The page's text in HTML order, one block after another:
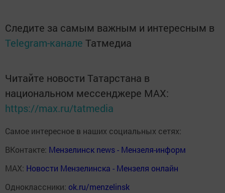
Следите за самым важным и интересным в
Telegram-канале Татмедиа
Читайте новости Татарстана в
национальном мессенджере MАХ:
https://max.ru/tatmedia
Самое интересное в наших социальных сетях:
ВКонтакте: Мензелинск news - Мензеля-информ
MAX: Новости Мензелинска - Мензеля онлайн
Одноклассники: ok.ru/menzelinsk